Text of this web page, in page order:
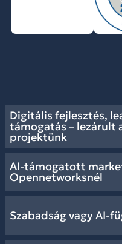
Digitális fejlesztés,
támogatás – lezárult
projektünk
AI-támogatott
Opennetworksnél
Szabadság vagy AI-